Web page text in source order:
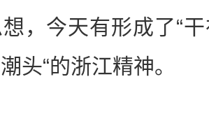
，今天有形成了“
头“的浙江精神。